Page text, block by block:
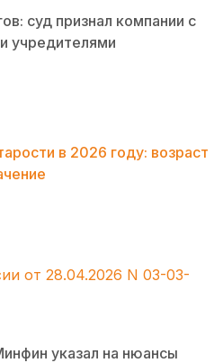
суд признал компании с
учредителями
в 2026 году: возраст
от 28.04.2026 N 03-03-
указал на нюансы